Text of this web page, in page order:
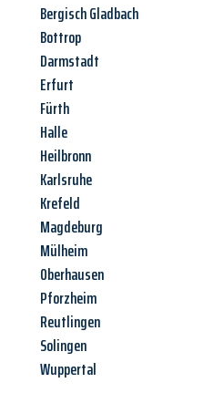
Bergisch Gladbach
Bottrop
Darmstadt
Erfurt
Fürth
Halle
Heilbronn
Karlsruhe
Krefeld
Magdeburg
Mülheim
Oberhausen
Pforzheim
Reutlingen
Solingen
Wuppertal